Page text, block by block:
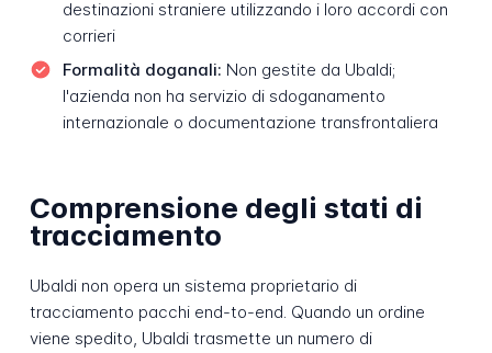
destinazioni straniere utilizzando i loro accordi con
corrieri
Formalità doganali: Non gestite da Ubaldi;
l'azienda non ha servizio di sdoganamento
internazionale o documentazione transfrontaliera
Comprensione degli stati di
tracciamento
Ubaldi non opera un sistema proprietario di
tracciamento pacchi end-to-end. Quando un ordine
viene spedito, Ubaldi trasmette un numero di